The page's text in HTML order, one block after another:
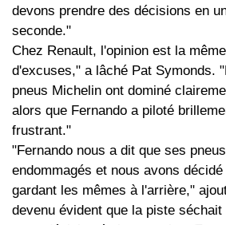
devons prendre des décisions en
seconde."
Chez Renault, l'opinion est la
d'excuses," a lâché Pat Symonds.
pneus Michelin ont dominé
alors que Fernando a piloté
frustrant."
"Fernando nous a dit que ses
endommagés et nous avons
gardant les mêmes à l'arrière,"
devenu évident que la piste